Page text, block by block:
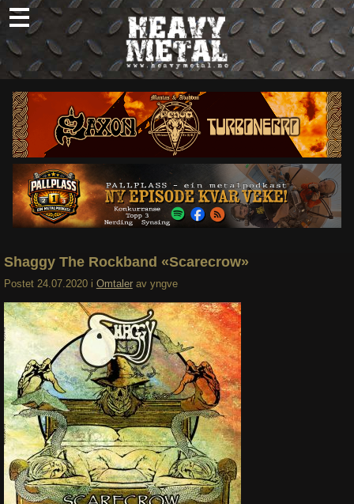
Skip
to
content
Nyheter
Omtaler
Intervjuer
Om oss
Abonner
Søk
Shaggy The Rockband «Scarecrow»
Postet 24.07.2020 i Omtaler av yngve